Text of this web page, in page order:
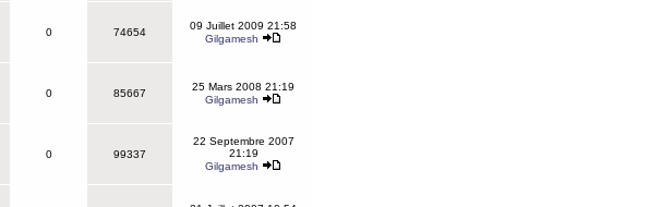
0 74654
09 Juillet 2009 21:58
Gilgamesh
0 85667
25 Mars 2008 21:19
Gilgamesh
0 99337
22 Septembre 2007
21:19
Gilgamesh